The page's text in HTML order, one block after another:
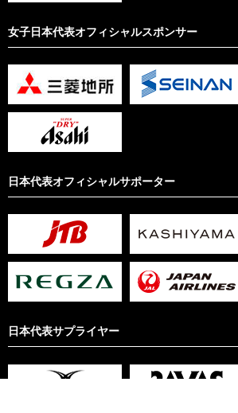
女子日本代表オフィシャルスポンサー
日本代表オフィシャルサポーター
日本代表サプライヤー